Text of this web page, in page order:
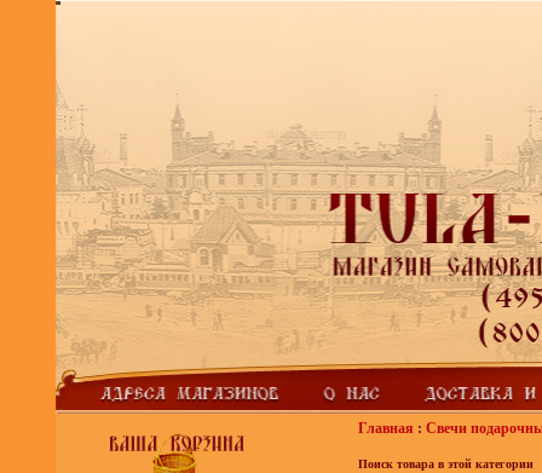
Главная : Свечи
Поиск товара в этой категории